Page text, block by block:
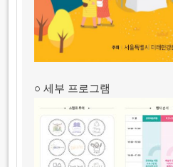
○ 세부 프로그램